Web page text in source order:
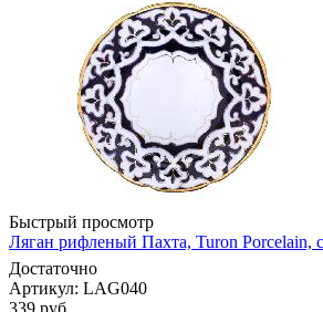
Быстрый просмотр
Ляган рифленый Пахта, Turon Porcelain,
Достаточно
Артикул: LAG040
339 руб.